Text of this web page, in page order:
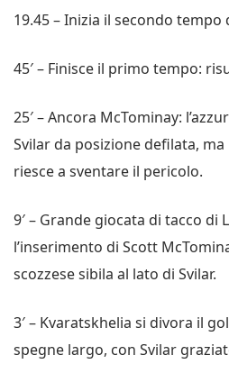
19.45 – Inizia il secondo tempo
45′ – Finisce il primo tempo:
25′ – Ancora McTominay:
Svilar da posizione defilata,
riesce a sventare il pericolo.
9′ – Grande giocata di tacco di
l’inserimento di Scott
scozzese sibila al lato di Svilar.
3′ – Kvaratskhelia si divora il
spegne largo, con Svilar